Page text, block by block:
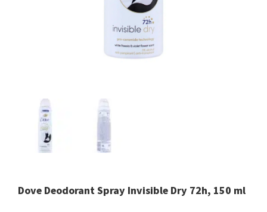
Dove Deodorant Spray Invisible Dry 72h, 150 ml